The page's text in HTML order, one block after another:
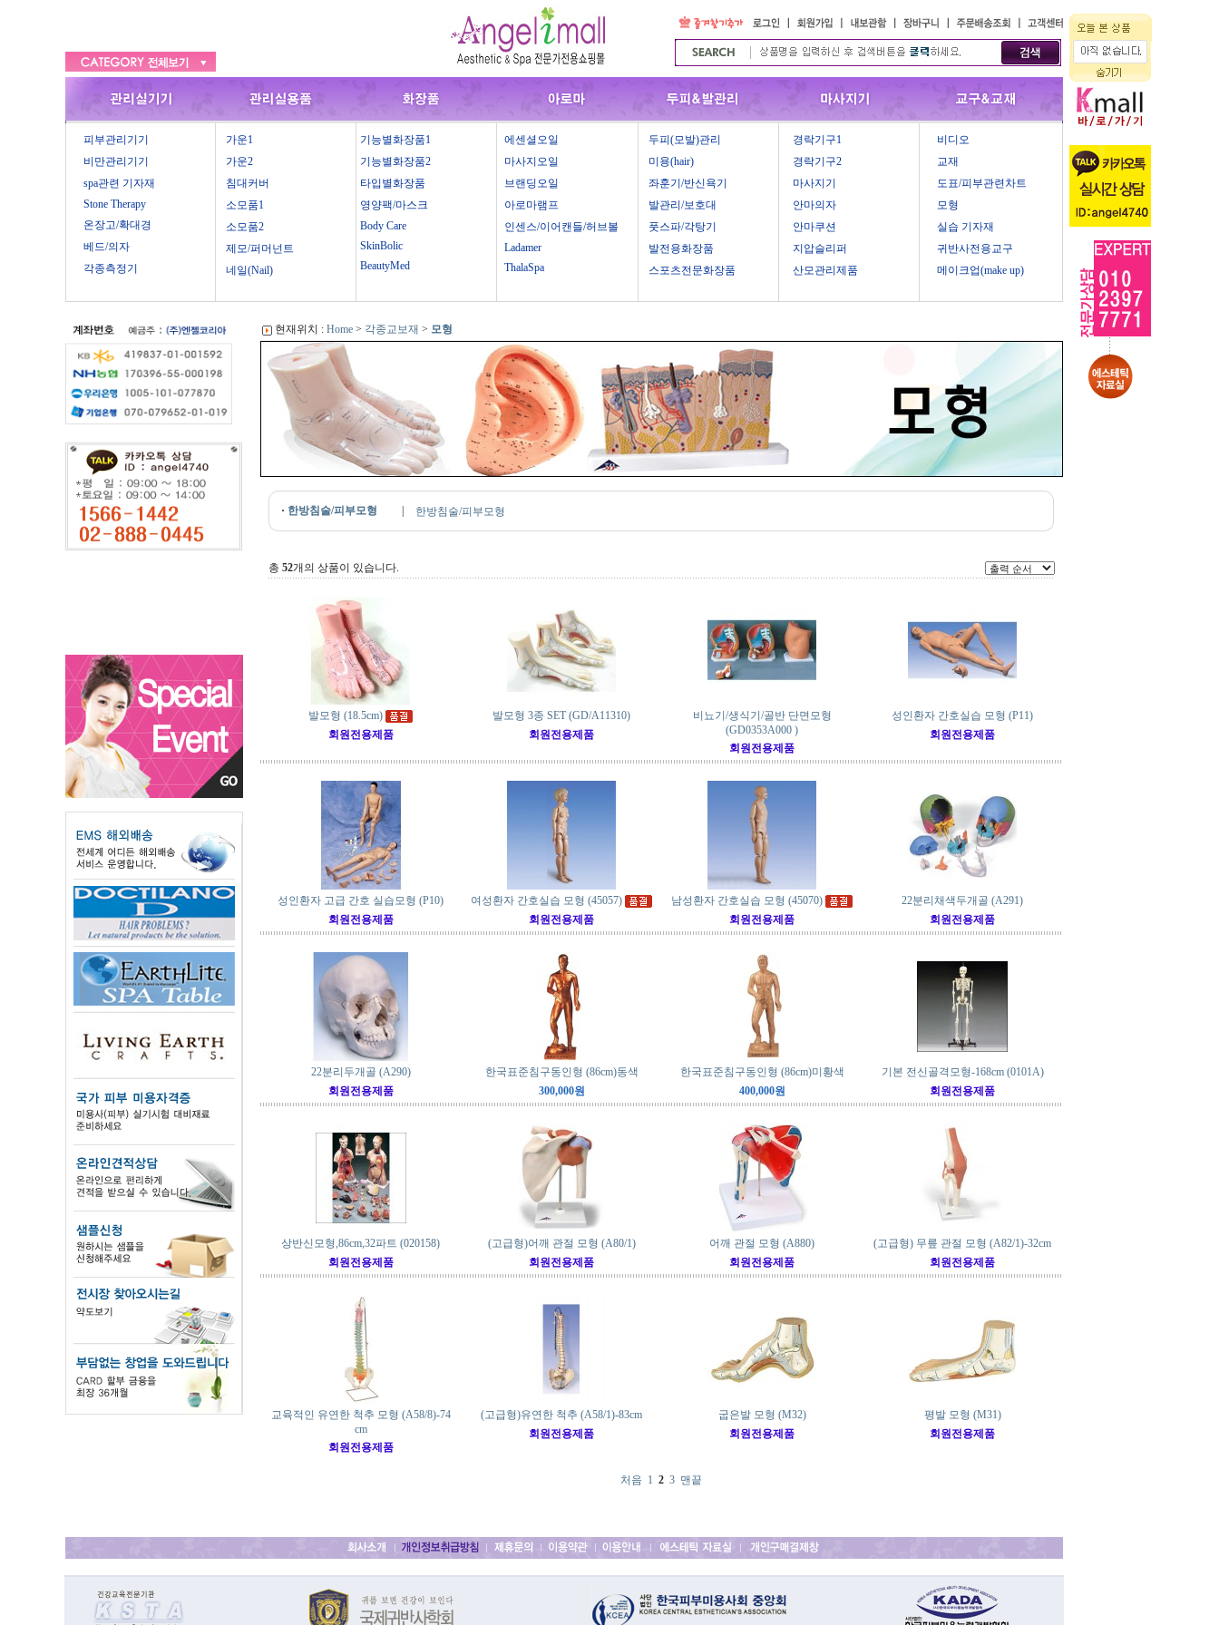
피부관리기기
비만관리기기
spa관련 기자재
Stone Therapy
온장고/확대경
베드/의자
각종측정기
가운1
가운2
침대커버
소모품1
소모품2
제모/퍼머넌트
네일(Nail)
기능별화장품1
기능별화장품2
타입별화장품
영양팩/마스크
Body Care
SkinBolic
BeautyMed
에센셜오일
마사지오일
브랜딩오일
아로마램프
인센스/이어캔들/허브볼
Ladamer
ThalaSpa
두피(모발)관리
미용(hair)
좌훈기/반신욕기
발관리/보호대
풋스파/각탕기
발전용화장품
스포츠전문화장품
경락기구1
경락기구2
마사지기
안마의자
안마쿠션
지압슬리퍼
산모관리제품
비디오
교재
도표/피부관련차트
모형
실습 기자재
귀반사전용교구
메이크업(make up)
현재위치 : Home> 각종교보재 > 모형
· 한방침술/피부모형 한방침술/피부모형
총 52개의 상품이 있습니다.
발모형 (18.5cm)
회원전용제품
발모형 3종 SET (GD/A11310)
회원전용제품
비뇨기/생식기/골반 단면모형
(GD0353A000 )
회원전용제품
성인환자 간호실습 모형 (P11)
회원전용제품
성인환자 고급 간호 실습모형 (P10)
회원전용제품
여성환자 간호실습 모형 (45057)
회원전용제품
남성환자 간호실습 모형 (45070)
회원전용제품
22분리채색두개골 (A291)
회원전용제품
22분리두개골 (A290)
회원전용제품
한국표준침구동인형 (86cm)동색
300,000원
한국표준침구동인형 (86cm)미황색
400,000원
기본 전신골격모형-168cm (0101A)
회원전용제품
상반신모형,86cm,32파트 (020158)
회원전용제품
(고급형)어깨 관절 모형 (A80/1)
회원전용제품
어깨 관절 모형 (A880)
회원전용제품
(고급형) 무릎 관절 모형 (A82/1)-32cm
회원전용제품
교육적인 유연한 척추 모형 (A58/8)-74
cm
회원전용제품
(고급형)유연한 척추 (A58/1)-83cm
회원전용제품
굽은발 모형 (M32)
회원전용제품
평발 모형 (M31)
회원전용제품
처음 1 2 3 맨끝